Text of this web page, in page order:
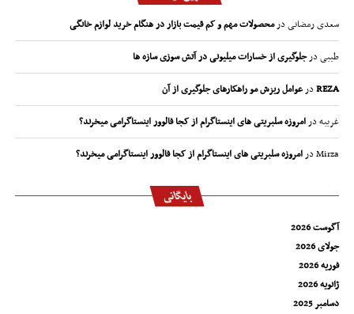
سعدی رمضانیدرمحصولات مهم و کم قیمت بازار در هنگام خرید لوازم خانگی
طیبیدرجلوگیری از خسارات میلیونی در آتش سوزی سازه ها
REZAدرعوامل ریزش مو راهکارهای جلوگیری از آن
غریبهدرامروزه سلبریتی های اینستاگرام از کجا فالوور اینستاگرامی میخرند؟
Mirzaدرامروزه سلبریتی های اینستاگرام از کجا فالوور اینستاگرامی میخرند؟
بایگانی
آگوست 2026
جولای 2026
فوریه 2026
ژانویه 2026
دسامبر 2025